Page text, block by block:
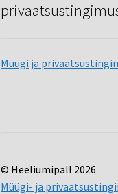
Müügi ja
© Heeliumipall 2026
Müügi- ja